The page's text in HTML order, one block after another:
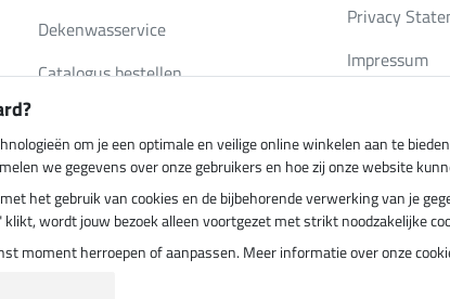
Dekenwasservice
Catalogus bestellen
Privacy
Impressum
Verzending per Veilig betalen
om je een optimale en veilige online winkelen aan te
we gegevens over onze gebruikers en hoe zij onze website
het gebruik van cookies en de bijbehorende verwerking van je
wordt jouw bezoek alleen voortgezet met strikt noodzakelijke
moment herroepen of aanpassen. Meer informatie over onze